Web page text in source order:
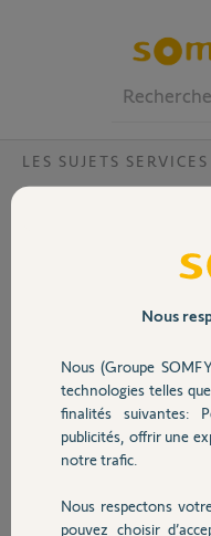
Volet
Sécurité
Domotique
Chauffage
LES SUJETS SERVICES
Re: Problème
Bonjour , toujours aucune
dessous....Erreur 500 pour
Bonjour, Depuis votre mise
mes mots de passe il me
? car impossible de pouvoir
via mon ordi.
franck L.
Nous
Nous (Groupe
technologies telles
finalités suivantes:
publicités, offrir une
notre trafic.
Nous respectons
pouvez choisir